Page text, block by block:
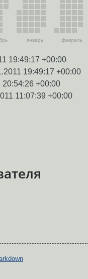
январь февраль
19:49:17 +00:00
19:49:17 +00:00
20:54:26 +00:00
11:07:39 +00:00